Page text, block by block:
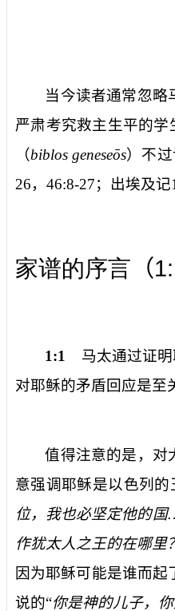
当今读者通常忽略
严肃考究救主生平的
（biblos geneseōs）不
26， 46:8-27；出埃及记
家谱的序言 （
1:1
马太通过证明
对耶稣的矛盾回应是至
值得注意的是，对
意强调耶稣是以色列
位，我也必坚定他的
作犹太人之王的在哪里
因为耶稣可能是谁而起
说的“你是神的儿子，